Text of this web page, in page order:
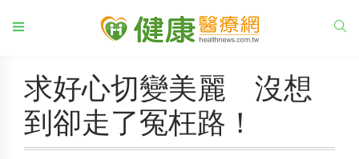
求好心切變美麗 沒想
到卻走了冤枉路！